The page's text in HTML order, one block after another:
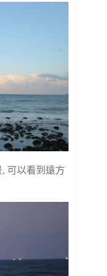
可以看到遠方